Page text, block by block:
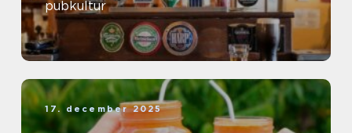
pubkultur
17. december 2025